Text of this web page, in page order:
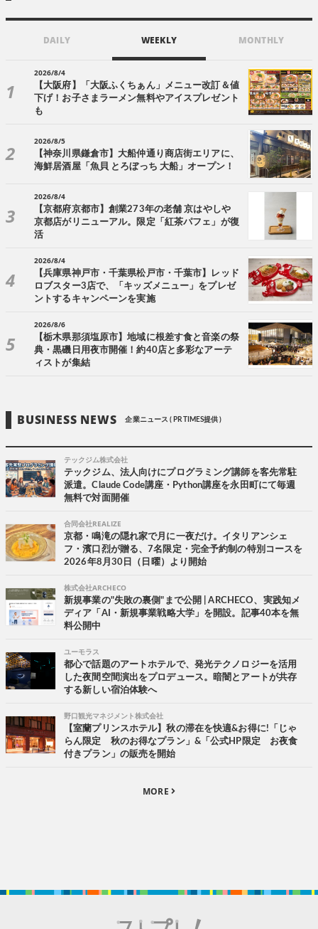
DAILY WEEKLY MONTHLY
2026/8/4
【大阪府】「大阪ふくちぁん」メニュー改訂＆値
下げ！お子さまラーメン無料やアイスプレゼント
も
2026/8/5
【神奈川県鎌倉市】大船仲通り商店街エリアに、
海鮮居酒屋「魚貝 とろぼっち 大船」オープン！
2026/8/4
【京都府京都市】創業273年の老舗 京はやしや
京都店がリニューアル。限定「紅茶パフェ」が復
活
2026/8/4
【兵庫県神戸市・千葉県松戸市・千葉市】レッド
ロブスター3店で、「キッズメニュー」をプレゼ
ントするキャンペーンを実施
2026/8/6
【栃木県那須塩原市】地域に根差す食と音楽の祭
典・黒磯日用夜市開催！約40店と多彩なアーテ
ィストが集結
BUSINESS NEWS 企業ニュース ( PR TIMES提供 )
テックジム株式会社
テックジム、法人向けにプログラミング講師を客先常駐
派遣。Claude Code講座・Python講座を永田町にて毎週
無料で対面開催
合同会社REALIZE
京都・鳴滝の隠れ家で月に一夜だけ。イタリアンシェ
フ・濱口烈が贈る、7名限定・完全予約制の特別コースを
2026年8月30日（日曜）より開始
株式会社ARCHECO
新規事業の"失敗の裏側"まで公開 | ARCHECO、実践知メ
ディア「AI・新規事業戦略大学」を開設。記事40本を無
料公開中
ユーモラス
都心で話題のアートホテルで、発光テクノロジーを活用
した夜間空間演出をプロデュース。暗闇とアートが共存
する新しい宿泊体験へ
野口観光マネジメント株式会社
【室蘭プリンスホテル】秋の滞在を快適&お得に!「じゃ
らん限定 秋のお得なプラン」&「公式HP限定 お夜食
付きプラン」の販売を開始
MORE